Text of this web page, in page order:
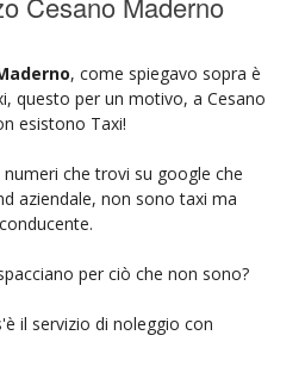
, come spiegavo sopra è
questo per un motivo, a Cesano
esistono Taxi!
che trovi su google che
aziendale, non sono taxi ma
per ciò che non sono?
il servizio di noleggio con